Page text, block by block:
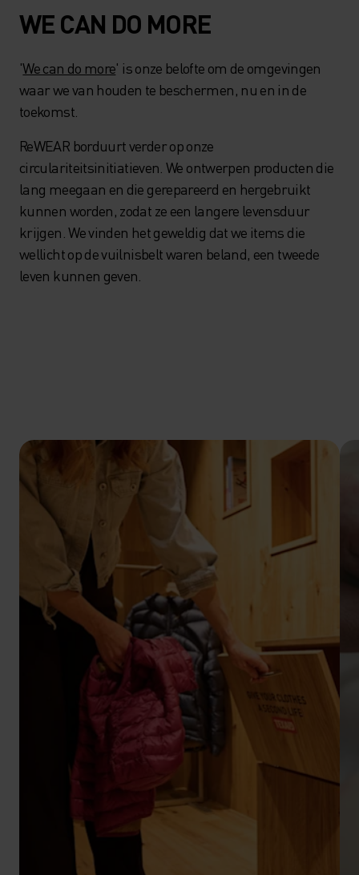
WE CAN DO MORE
'We can do more' is onze belofte om de omgevingen
waar we van houden te beschermen, nu en in de
toekomst.
ReWEAR borduurt verder op onze
circulariteitsinitiatieven. We ontwerpen producten die
lang meegaan en die gerepareerd en hergebruikt
kunnen worden, zodat ze een langere levensduur
krijgen. We vinden het geweldig dat we items die
wellicht op de vuilnisbelt waren beland, een tweede
leven kunnen geven.